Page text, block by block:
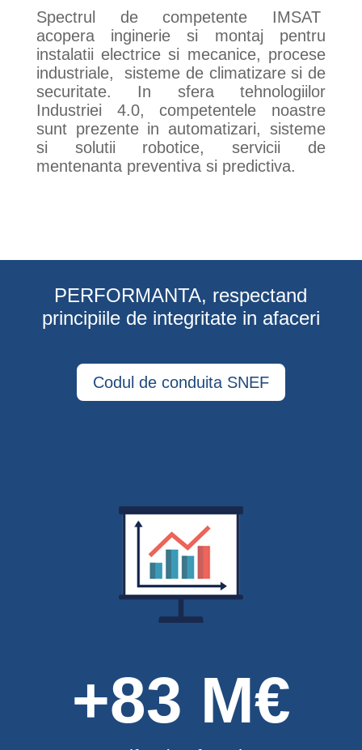
Spectrul de competente IMSAT
acopera inginerie si montaj pentru
instalatii electrice si mecanice, procese
industriale, sisteme de climatizare si de
securitate. In sfera tehnologiilor
Industriei 4.0, competentele noastre
sunt prezente in automatizari, sisteme
si solutii robotice, servicii de
mentenanta preventiva si predictiva.
PERFORMANTA, respectand
principiile de integritate in afaceri
Codul de conduita SNEF
+83 M€